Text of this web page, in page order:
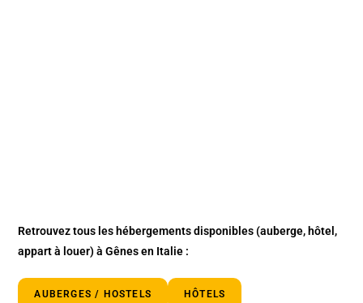
Retrouvez tous les hébergements disponibles(auberge, hôtel,
appart à louer) à Gênes en Italie :
AUBERGES / HOSTELS HÔTELS